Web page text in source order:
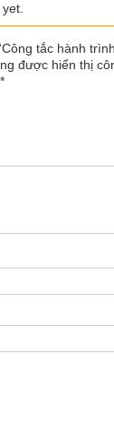
tắc hành
được hiển thị
*